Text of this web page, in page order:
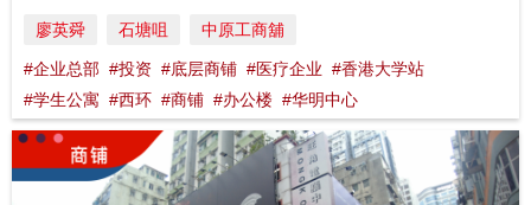
廖英舜 石塘咀 中原工商舖
#企业总部 #投资 #底层商铺 #医疗企业 #香港大学站
#学生公寓 #西环 #商铺 #办公楼 #华明中心